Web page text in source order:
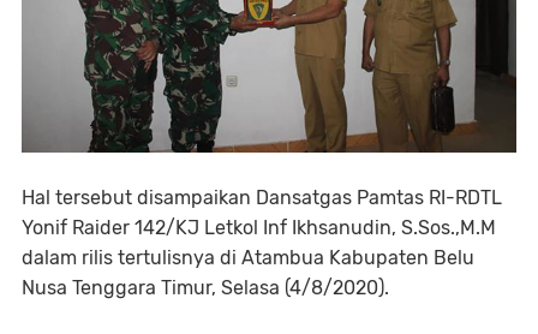
Hal tersebut disampaikan Dansatgas Pamtas RI-RDTL
Yonif Raider 142/KJ Letkol Inf Ikhsanudin, S.Sos.,M.M
dalam rilis tertulisnya di Atambua Kabupaten Belu
Nusa Tenggara Timur, Selasa (4/8/2020).